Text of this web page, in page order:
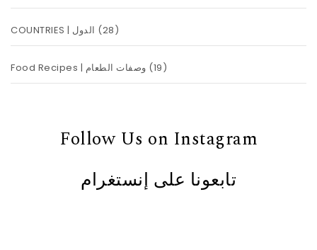
COUNTRIES | الدول (28)
Food Recipes | وصفات الطعام (19)
Follow Us on Instagram
تابعونا على إنستغرام